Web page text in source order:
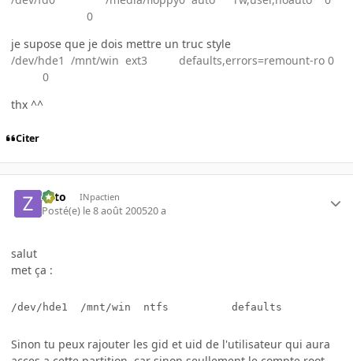
0
je supose que je dois mettre un truc style
/dev/hde1 /mnt/win ext3 defaults,errors=remount-ro 0
0
thx ^^
Citer
zoto INpactien
Posté(e) le 8 août 200520 a
salut
met ça :
/dev/hde1  /mnt/win  ntfs          defaults
Sinon tu peux rajouter les gid et uid de l'utilisateur qui aura